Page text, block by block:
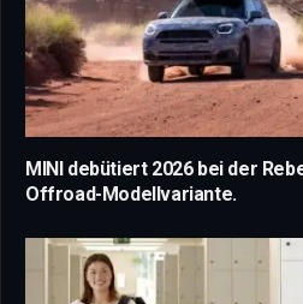
MINI debütiert 2026 bei der
Offroad-Modellvariante.